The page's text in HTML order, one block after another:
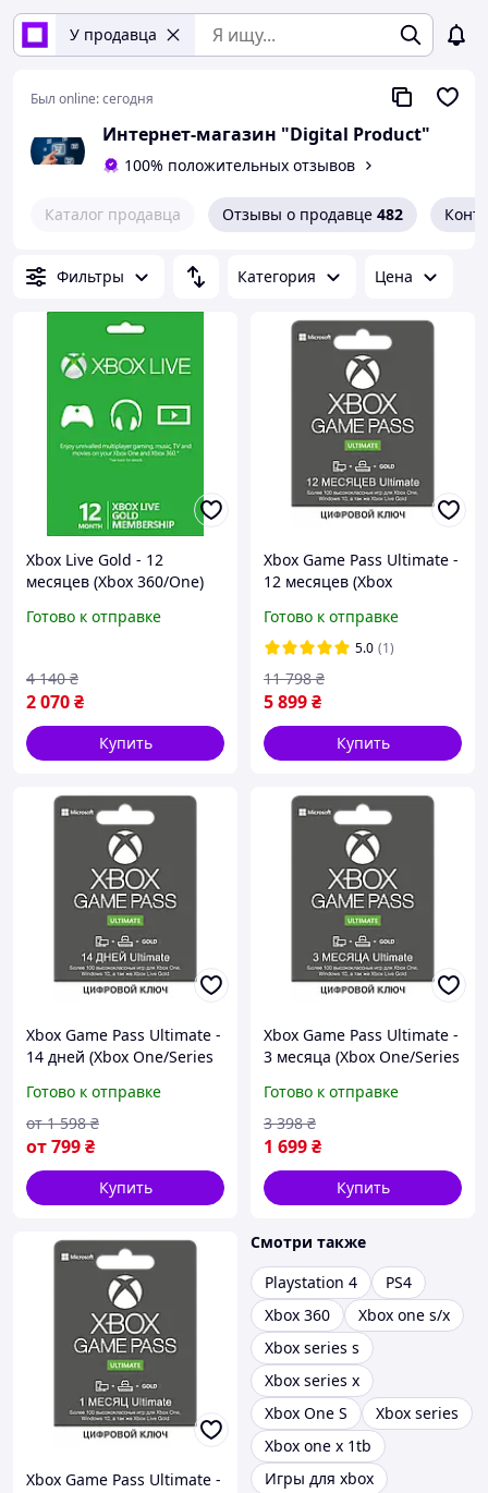
У продавца
Был online:сегодня
Интернет-магазин "Digital Product"
100% положительных отзывов
Каталог продавца Отзывы о продавце 482
Фильтры Категория Цена
Xbox Live Gold - 12
месяцев (Xbox 360/One)
регионов и стран
Готово к отправке
2 070₴
4 140 ₴
Купить
Xbox Game Pass Ultimate -
12 месяцев (Xbox
Trial подписка для всех
регионов и стран
Готово к отправке
5.0 (1)
5 899₴
11 798 ₴
Купить
Xbox Game Pass Ultimate -
14 дней (Xbox One/Series
для всех регионов и
стран
Готово к отправке
от799₴
от 1 598 ₴
Купить
Xbox Game Pass Ultimate -
3 месяца (Xbox One/Series
подписка для всех
регионов и стран
Готово к отправке
1 699₴
3 398 ₴
Купить
Xbox Game Pass Ultimate -
Смотри также
Playstation 4
PS4
Xbox 360
Xbox one s/x
Xbox series s
Xbox series x
Xbox One S
Xbox series
Xbox one x 1tb
Игры для xbox